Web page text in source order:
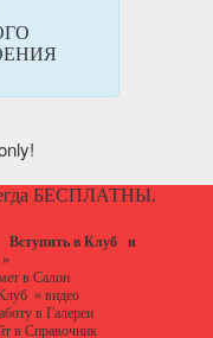
БЕСПЛАТНЫ.
Вступить в Клуб
и
»
в Салон
» видео
в Галереи
в Справочник